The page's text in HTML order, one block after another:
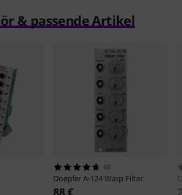
& passende Artikel
63
DoepferA-124 Wasp Filter
88 €